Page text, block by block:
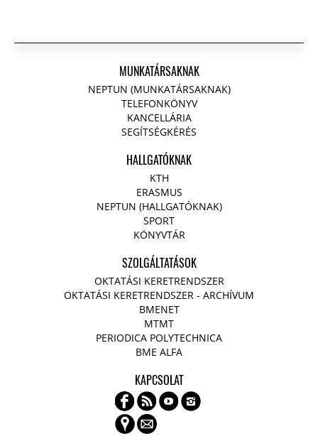
MUNKATÁRSAKNAK
NEPTUN (MUNKATÁRSAKNAK)
TELEFONKÖNYV
KANCELLÁRIA
SEGÍTSÉGKÉRÉS
HALLGATÓKNAK
KTH
ERASMUS
NEPTUN (HALLGATÓKNAK)
SPORT
KÖNYVTÁR
SZOLGÁLTATÁSOK
OKTATÁSI KERETRENDSZER
OKTATÁSI KERETRENDSZER - ARCHÍVUM
BMENET
MTMT
PERIODICA POLYTECHNICA
BME ALFA
KAPCSOLAT